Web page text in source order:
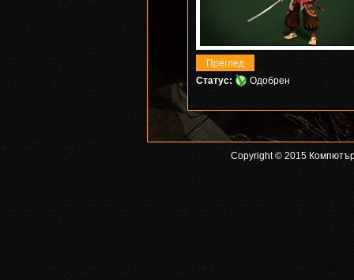
Статус: Одобрен
Copyright © 2015